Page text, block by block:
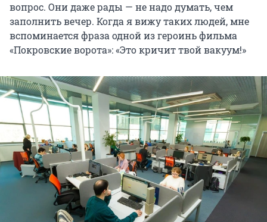
вопрос. Они даже рады — не надо думать, чем
заполнить вечер. Когда я вижу таких людей, мне
вспоминается фраза одной из героинь фильма
«Покровские ворота»: «Это кричит твой вакуум!»